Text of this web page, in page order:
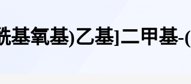
氧基)乙基]二甲基-